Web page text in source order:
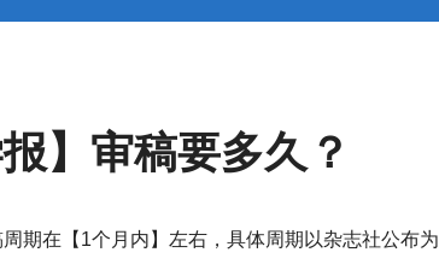
】审稿要多久？
期在【1个月内】左右，具体周期以杂志社公布为